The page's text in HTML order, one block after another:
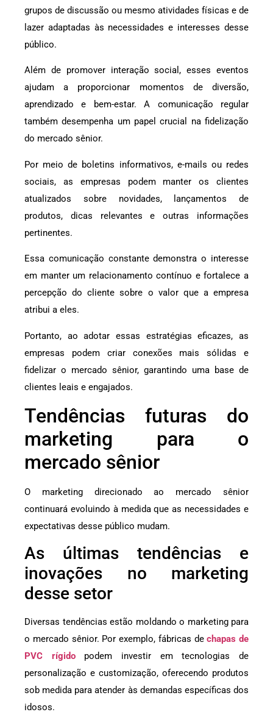
grupos de discussão ou mesmo atividades físicas e de
lazer adaptadas às necessidades e interesses desse
público.
Além de promover interação social, esses eventos
ajudam a proporcionar momentos de diversão,
aprendizado e bem-estar. A comunicação regular
também desempenha um papel crucial na fidelização
do mercado sênior.
Por meio de boletins informativos, e-mails ou redes
sociais, as empresas podem manter os clientes
atualizados sobre novidades, lançamentos de
produtos, dicas relevantes e outras informações
pertinentes.
Essa comunicação constante demonstra o interesse
em manter um relacionamento contínuo e fortalece a
percepção do cliente sobre o valor que a empresa
atribui a eles.
Portanto, ao adotar essas estratégias eficazes, as
empresas podem criar conexões mais sólidas e
fidelizar o mercado sênior, garantindo uma base de
clientes leais e engajados.
Tendências futuras do
marketing para o
mercado sênior
O marketing direcionado ao mercado sênior
continuará evoluindo à medida que as necessidades e
expectativas desse público mudam.
As últimas tendências e
inovações no marketing
desse setor
Diversas tendências estão moldando o marketing para
o mercado sênior. Por exemplo, fábricas dechapas de
PVC rígidopodem investir em tecnologias de
personalização e customização, oferecendo produtos
sob medida para atender às demandas específicas dos
idosos.